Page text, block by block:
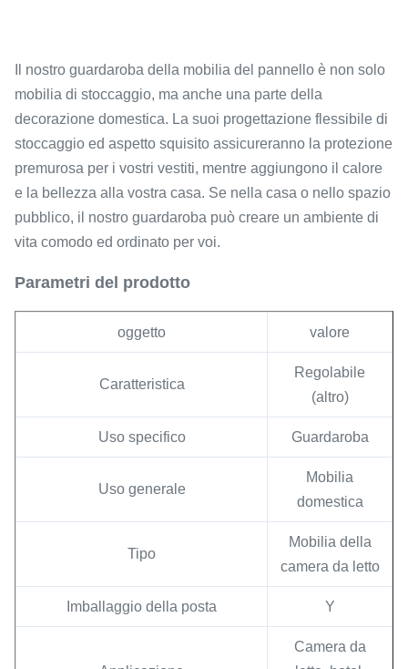
Il nostro guardaroba della mobilia del pannello è non solo
mobilia di stoccaggio, ma anche una parte della
decorazione domestica. La suoi progettazione flessibile di
stoccaggio ed aspetto squisito assicureranno la protezione
premurosa per i vostri vestiti, mentre aggiungono il calore
e la bellezza alla vostra casa. Se nella casa o nello spazio
pubblico, il nostro guardaroba può creare un ambiente di
vita comodo ed ordinato per voi.
Parametri del prodotto
oggetto valore
Caratteristica
Regolabile
(altro)
Uso specifico Guardaroba
Uso generale
Mobilia
domestica
Tipo
Mobilia della
camera da letto
Imballaggio della posta Y
Camera da